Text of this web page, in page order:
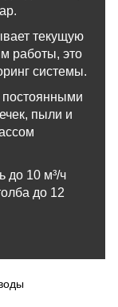
текущую
работы, это
системы.
постоянными
пыли и
до 10 м³/ч
до 12